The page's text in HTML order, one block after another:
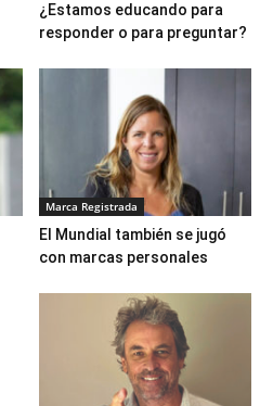
¿Estamos educando para
responder o para preguntar?
Marca Registrada
El Mundial también se jugó
con marcas personales